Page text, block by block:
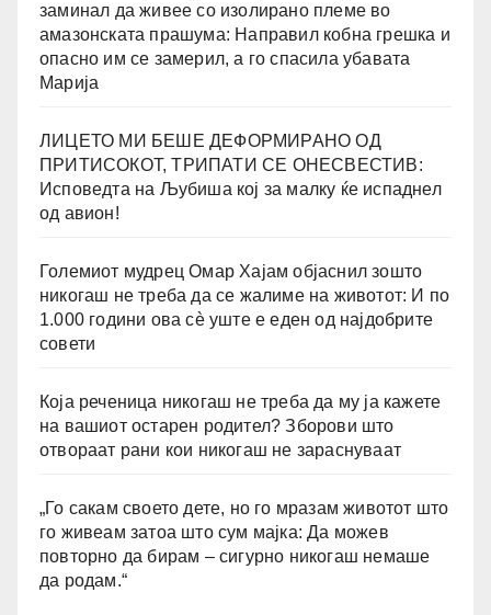
заминал да живее со изолирано племе во
амазонската прашума: Направил кобна грешка и
опасно им се замерил, а го спасила убавата
Марија
ЛИЦЕТО МИ БЕШЕ ДЕФОРМИРАНО ОД
ПРИТИСОКОТ, ТРИПАТИ СЕ ОНЕСВЕСТИВ:
Исповедта на Љубиша кој за малку ќе испаднел
од авион!
Големиот мудрец Омар Хајам објаснил зошто
никогаш не треба да се жалиме на животот: И по
1.000 години ова сè уште е еден од најдобрите
совети
Која реченица никогаш не треба да му ја кажете
на вашиот остарен родител? Зборови што
отвораат рани кои никогаш не зараснуваат
„Го сакам своето дете, но го мразам животот што
го живеам затоа што сум мајка: Да можев
повторно да бирам – сигурно никогаш немаше
да родам.“